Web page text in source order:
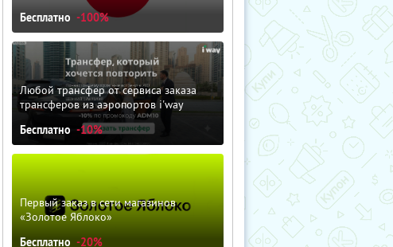
Бесплатно -100%
Любой трансфер от сервиса заказа
трансферов из аэропортов i'way
Бесплатно -10%
Первый заказ в сети магазинов
«Золотое Яблоко»
Бесплатно -20%